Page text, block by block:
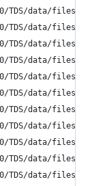
data/files/p9/
data/files/p9/
data/files/p9/
data/files/p9/
data/files/p9/
data/files/p9/
data/files/p9/
data/files/p9/
data/files/p9/
data/files/p9/
data/files/p9/